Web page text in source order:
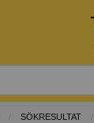
SÖKRESULTAT